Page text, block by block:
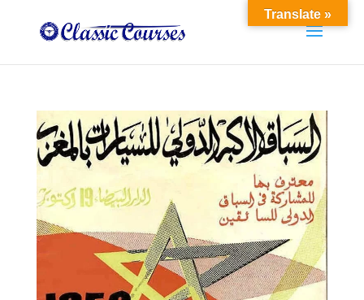
Translate »